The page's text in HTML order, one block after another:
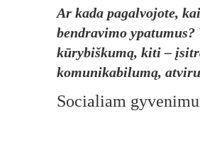
Ar kada pagalvojote,
bendravimo
kūrybiškumą, kiti –
komunikabilumą,
Socialiam